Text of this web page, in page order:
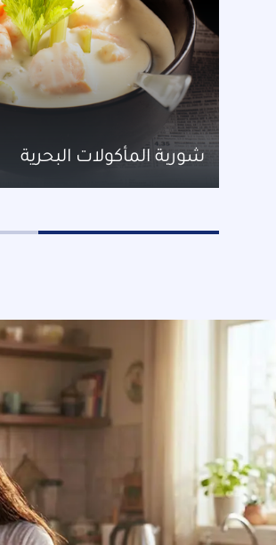
شوربة المأكولات البحرية